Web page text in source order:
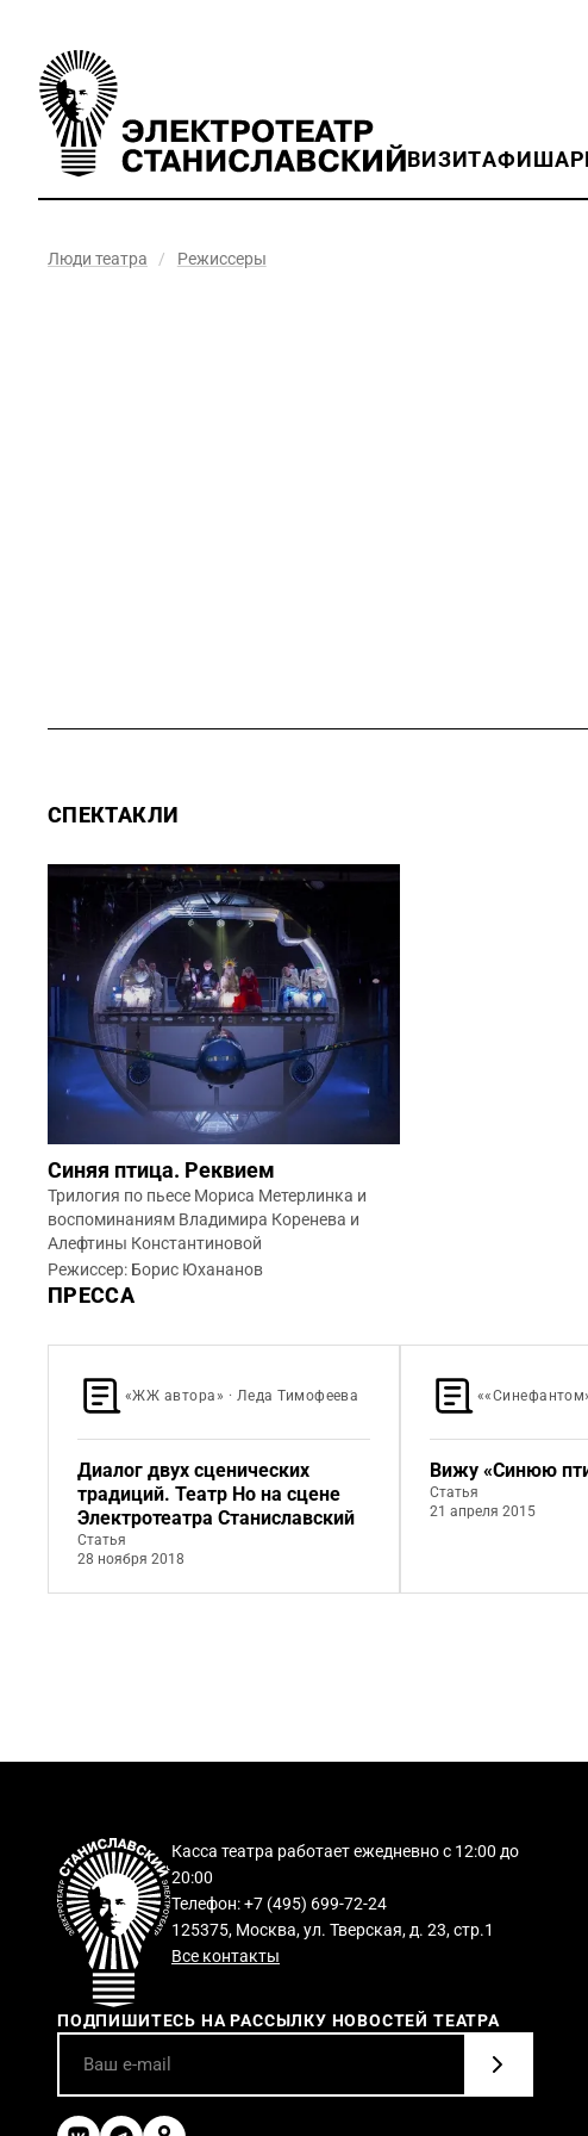
ВИЗИТАФИША
Люди театра / Режиссеры
СПЕКТАКЛИ
Синяя птица. Реквием
Трилогия по пьесе Мориса Метерлинка и
воспоминаниям Владимира Коренева и
Алефтины Константиновой
Режиссер: Борис Юхананов
ПРЕССА
«ЖЖ автора» · Леда Тимофеева
Диалог двух сценических
традиций. Театр Но на сцене
Электротеатра Станиславский
Статья
28 ноября 2018
Вижу «Синюю
Статья
21 апреля 2015
Касса театра работает ежедневно с 12:00 до
20:00
Телефон: +7 (495) 699-72-24
125375, Москва, ул. Тверская, д. 23, стр.1
Все контакты
ПОДПИШИТЕСЬ НА РАССЫЛКУ НОВОСТЕЙ ТЕАТРА